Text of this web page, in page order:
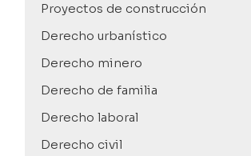
Proyectos de construcción
Derecho urbanístico
Derecho minero
Derecho de familia
Derecho laboral
Derecho civil